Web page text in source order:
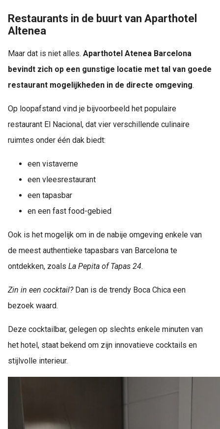
Restaurants in de buurt van Aparthotel
Altenea
Maar dat is niet alles. Aparthotel Atenea Barcelona
bevindt zich op een gunstige locatie met tal van goede
restaurant mogelijkheden in de directe omgeving.
Op loopafstand vind je bijvoorbeeld het populaire
restaurant El Nacional, dat vier verschillende culinaire
ruimtes onder één dak biedt:
een vistaverne
een vleesrestaurant
een tapasbar
en een fast food-gebied
Ook is het mogelijk om in de nabije omgeving enkele van
de meest authentieke tapasbars van Barcelona te
ontdekken, zoals La Pepita of Tapas 24.
Zin in een cocktail?Dan is de trendy Boca Chica een
bezoek waard.
Deze cocktailbar, gelegen op slechts enkele minuten van
het hotel, staat bekend om zijn innovatieve cocktails en
stijlvolle interieur.